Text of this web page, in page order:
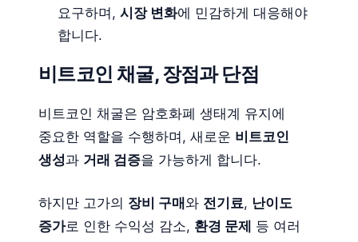
요구하며, 시장 변화에 민감하게 대응해야
합니다.
비트코인 채굴, 장점과 단점
비트코인 채굴은 암호화폐 생태계 유지에
중요한 역할을 수행하며, 새로운 비트코인
생성과 거래 검증을 가능하게 합니다.
하지만 고가의 장비 구매와 전기료, 난이도
증가로 인한 수익성 감소, 환경 문제 등 여러